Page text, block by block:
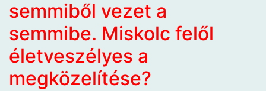
semmiből vezet a
semmibe. Miskolc felől
életveszélyes a
megközelítése?